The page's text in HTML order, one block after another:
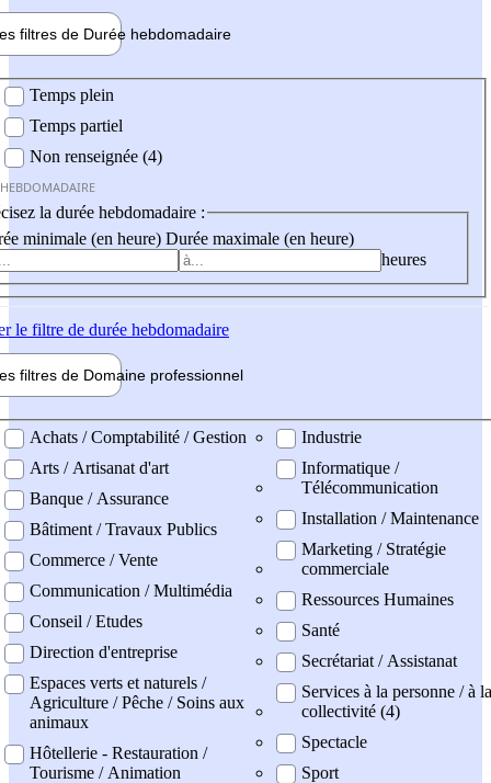
filtres de Durée hebdomadaire
Temps plein
Temps partiel
Non renseignée (4)
la durée hebdomadaire :
minimale (en heure) Durée maximale (en heure)
heures
le filtre de durée hebdomadaire
filtres de Domaine professionnel
professionel
Achats / Comptabilité / Gestion
Arts / Artisanat d'art
Banque / Assurance
Bâtiment / Travaux Publics
Commerce / Vente
Communication / Multimédia
Conseil / Etudes
Direction d'entreprise
Espaces verts et naturels /
Agriculture / Pêche / Soins aux
animaux
Hôtellerie - Restauration /
Tourisme / Animation
Industrie
Informatique /
Télécommunication
Installation / Maintenance
Marketing / Stratégie
commerciale
Ressources Humaines
Santé
Secrétariat / Assistanat
Services à la personne / à la
collectivité (4)
Spectacle
Sport